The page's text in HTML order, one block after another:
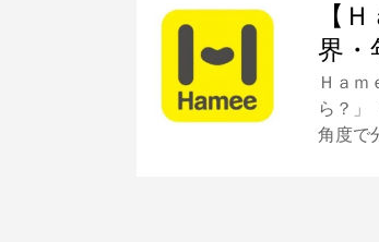
【
界・
Ｈａｍ
ら？」
角度で